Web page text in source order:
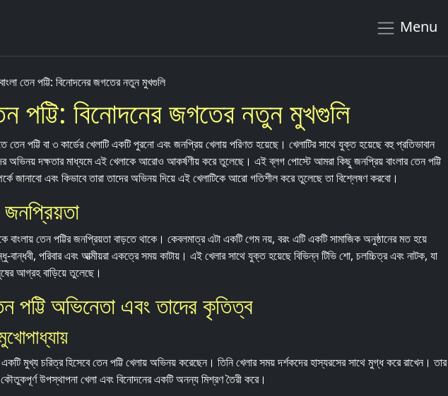
Menu
বাংলা তেন পট্টি: বিনোদনের জগতের নতুন মুখগুলি
পট্টি: বিনোদনের জগতের নতুন মুখগুলি
তেন পট্টি বা ৩ কার্ডের খেলাটি একটি পুরনো এবং জনপ্রিয় খেলায় পরিণত হয়েছে। খেলাটির সাথে যুক্ত হয়েছে বহু প্রতিভাবান
অভিনয় দক্ষতার মাধ্যমে এই খেলাকে আরোও আকর্ষণীয় করে তুলেছে। এই ব্লগ পোস্টে আমরা কিছু জনপ্রিয় বাংলার তেন পট্টি
জানাবো এবং কিভাবে তারা তাদের অভিনয় দিয়ে এই খেলাটিকে আরো গতিশীল করে তুলেছে তা বিশ্লেষণ করবো।
জনপ্রিয়তা
তেন পট্টির জনপ্রিয়তা বাড়তে থাকে। কেবলমাত্র এটা একটি গেম নয়, বরং এটি একটি সামাজিক অনুষ্ঠানের মত হয়ে
বান্ধবী, পরিবার এবং আত্মীয়রা একত্রে সময় কাটায়। এই খেলার সাথে যুক্ত হয়েছে বিভিন্ন টিভি শো, চলচ্চিত্র এবং নাটক, যা
আগ্রহ বাড়িয়ে তুলেছে।
পট্টি অভিনেতা এবং তাদের কৃতিত্ব
মুখ্য চরিত্র হিসেবে তেন পট্টি খেলায় অভিনয় করেছেন। তিনি খেলার সময় দর্শকদের হাস্যরসের সাথে মুগ্ধ করে রাখেন। তার
উপস্থাপনা খেলা এবং বিনোদনের একটি অনন্য মিশ্রণ তৈরী করে।